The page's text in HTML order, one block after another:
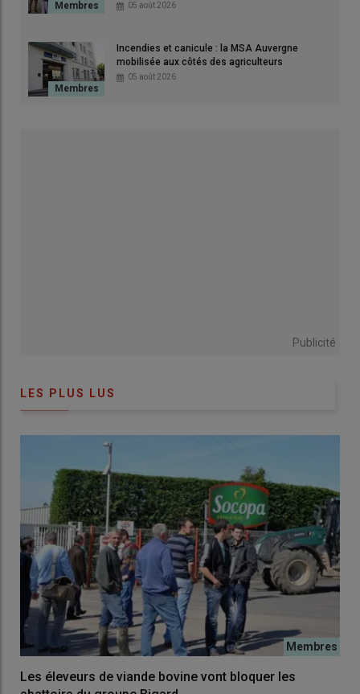
05 août 2026
Incendies et canicule : la MSA Auvergne
mobilisée aux côtés des agriculteurs
05 août 2026
Publicité
LES PLUS LUS
Les éleveurs de viande bovine vont bloquer les